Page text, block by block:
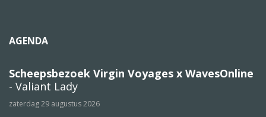
AGENDA
Scheepsbezoek Virgin Voyages x WavesOnline
- Valiant Lady
zaterdag 29 augustus 2026